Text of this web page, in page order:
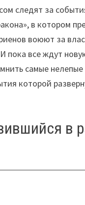
следят за
в котором
воюют за
пока все ждут
самые
которой
в